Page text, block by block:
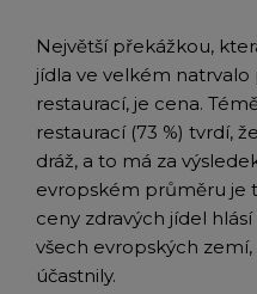
Největší překážkou,
jídla ve velkém
restaurací, je cena.
restaurací (73 %) tvrdí,
dráž, a to má za
evropském průměru je
ceny zdravých jídel
všech evropských
účastnily.